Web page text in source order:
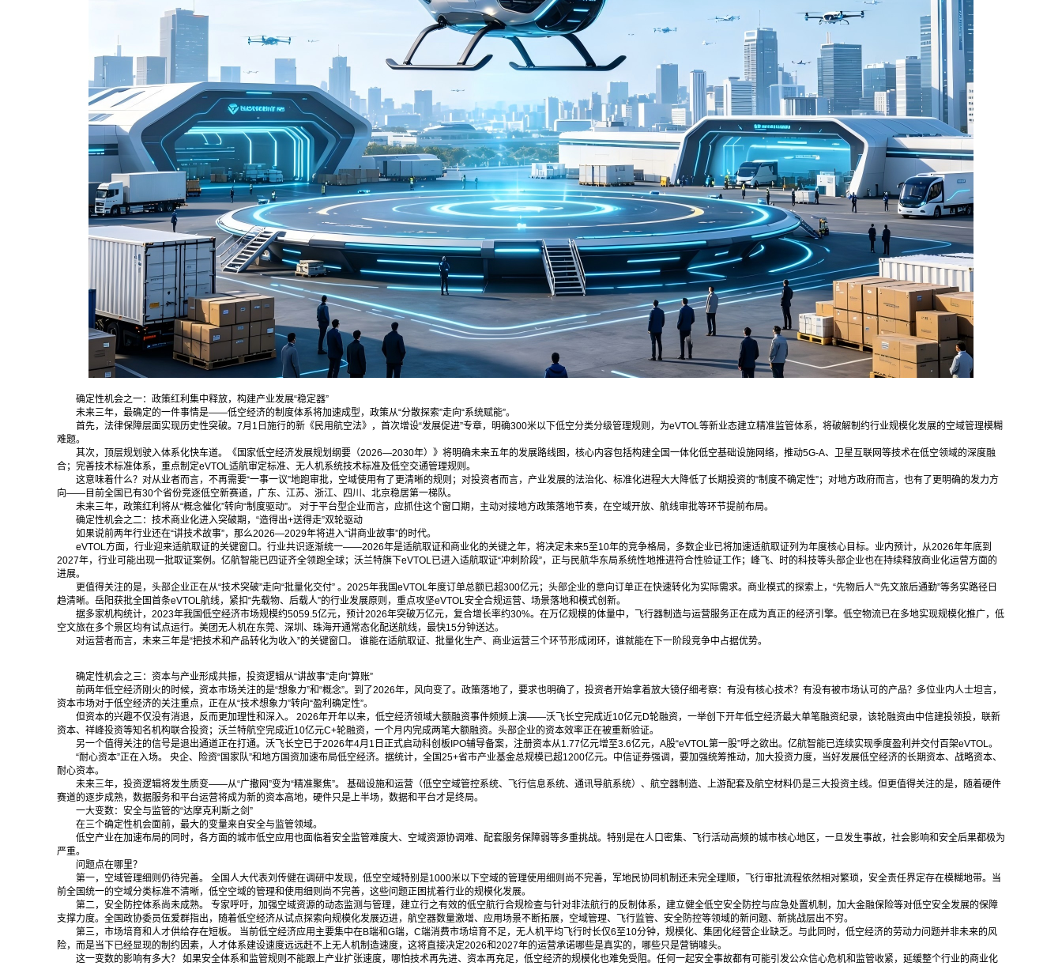
确定性机会之一：政策红利集中释放，构建产业发展“稳定器”
未来三年，最确定的一件事情是——低空经济的制度体系将加速成型，政策从“分散探索”走向“系统赋能”。
首先，法律保障层面实现历史性突破。7月1日施行的新《民用航空法》，首次增设“发展促进”专章，明确300米以下低空分类分级管理规则，为eVTOL等新业态建立精准监管体系，将破解制约行业规模化发展的空域管理模糊
难题。
其次，顶层规划驶入体系化快车道。《国家低空经济发展规划纲要（2026—2030年）》将明确未来五年的发展路线图，核心内容包括构建全国一体化低空基础设施网络，推动5G-A、卫星互联网等技术在低空领域的深度融
合；完善技术标准体系，重点制定eVTOL适航审定标准、无人机系统技术标准及低空交通管理规则。
这意味着什么？对从业者而言，不再需要“一事一议”地跑审批，空域使用有了更清晰的规则；对投资者而言，产业发展的法治化、标准化进程大大降低了长期投资的“制度不确定性”；对地方政府而言，也有了更明确的发力方
向——目前全国已有30个省份竞逐低空新赛道，广东、江苏、浙江、四川、北京稳居第一梯队。
未来三年，政策红利将从“概念催化”转向“制度驱动”。 对于平台型企业而言，应抓住这个窗口期，主动对接地方政策落地节奏，在空域开放、航线审批等环节提前布局。
确定性机会之二：技术商业化进入突破期，“造得出+送得走”双轮驱动
如果说前两年行业还在“讲技术故事”，那么2026—2029年将进入“讲商业故事”的时代。
eVTOL方面，行业迎来适航取证的关键窗口。行业共识逐渐统一——2026年是适航取证和商业化的关键之年，将决定未来5至10年的竞争格局，多数企业已将加速适航取证列为年度核心目标。业内预计，从2026年年底到
2027年，行业可能出现一批取证案例。亿航智能已四证齐全领跑全球；沃兰特旗下eVTOL已进入适航取证“冲刺阶段”，正与民航华东局系统性地推进符合性验证工作；峰飞、时的科技等头部企业也在持续释放商业化运营方面的
进展。
更值得关注的是，头部企业正在从“技术突破”走向“批量化交付” 。2025年我国eVTOL年度订单总额已超300亿元；头部企业的意向订单正在快速转化为实际需求。商业模式的探索上，“先物后人”“先文旅后通勤”等务实路径日
趋清晰。岳阳获批全国首条eVTOL航线，紧扣“先载物、后载人”的行业发展原则，重点攻坚eVTOL安全合规运营、场景落地和模式创新。
据多家机构统计，2023年我国低空经济市场规模约5059.5亿元，预计2026年突破万亿元，复合增长率约30%。在万亿规模的体量中，飞行器制造与运营服务正在成为真正的经济引擎。低空物流已在多地实现规模化推广，低
空文旅在多个景区均有试点运行。美团无人机在东莞、深圳、珠海开通常态化配送航线，最快15分钟送达。
对运营者而言，未来三年是“把技术和产品转化为收入”的关键窗口。 谁能在适航取证、批量化生产、商业运营三个环节形成闭环，谁就能在下一阶段竞争中占据优势。
确定性机会之三：资本与产业形成共振，投资逻辑从“讲故事”走向“算账”
前两年低空经济刚火的时候，资本市场关注的是“想象力”和“概念”。到了2026年，风向变了。政策落地了，要求也明确了，投资者开始拿着放大镜仔细考察：有没有核心技术？有没有被市场认可的产品？多位业内人士坦言，
资本市场对于低空经济的关注重点，正在从“技术想象力”转向“盈利确定性”。
但资本的兴趣不仅没有消退，反而更加理性和深入。 2026年开年以来，低空经济领域大额融资事件频频上演——沃飞长空完成近10亿元D轮融资，一举创下开年低空经济最大单笔融资纪录，该轮融资由中信建投领投，联新
资本、祥峰投资等知名机构联合投资；沃兰特航空完成近10亿元C+轮融资，一个月内完成两笔大额融资。头部企业的资本效率正在被重新验证。
另一个值得关注的信号是退出通道正在打通。沃飞长空已于2026年4月1日正式启动科创板IPO辅导备案，注册资本从1.77亿元增至3.6亿元，A股“eVTOL第一股”呼之欲出。亿航智能已连续实现季度盈利并交付百架eVTOL。
“耐心资本”正在入场。 央企、险资“国家队”和地方国资加速布局低空经济。据统计，全国25+省市产业基金总规模已超1200亿元。中信证券强调，要加强统筹推动，加大投资力度，当好发展低空经济的长期资本、战略资本、
耐心资本。
未来三年，投资逻辑将发生质变——从“广撒网”变为“精准聚焦”。 基础设施和运营（低空空域管控系统、飞行信息系统、通讯导航系统）、航空器制造、上游配套及航空材料仍是三大投资主线。但更值得关注的是，随着硬件
赛道的逐步成熟，数据服务和平台运营将成为新的资本高地，硬件只是上半场，数据和平台才是终局。
一大变数：安全与监管的“达摩克利斯之剑”
在三个确定性机会面前，最大的变量来自安全与监管领域。
低空产业在加速布局的同时，各方面的城市低空应用也面临着安全监管难度大、空域资源协调难、配套服务保障弱等多重挑战。特别是在人口密集、飞行活动高频的城市核心地区，一旦发生事故，社会影响和安全后果都极为
严重。
问题点在哪里？
第一，空域管理细则仍待完善。 全国人大代表刘传健在调研中发现，低空空域特别是1000米以下空域的管理使用细则尚不完善，军地民协同机制还未完全理顺，飞行审批流程依然相对繁琐，安全责任界定存在模糊地带。当
前全国统一的空域分类标准不清晰，低空空域的管理和使用细则尚不完善，这些问题正困扰着行业的规模化发展。
第二，安全防控体系尚未成熟。 专家呼吁，加强空域资源的动态监测与管理，建立行之有效的低空航行合规检查与针对非法航行的反制体系，建立健全低空安全防控与应急处置机制，加大金融保险等对低空安全发展的保障
支撑力度。全国政协委员伍爱群指出，随着低空经济从试点探索向规模化发展迈进，航空器数量激增、应用场景不断拓展，空域管理、飞行监管、安全防控等领域的新问题、新挑战层出不穷。
第三，市场培育和人才供给存在短板。 当前低空经济应用主要集中在B端和G端，C端消费市场培育不足，无人机平均飞行时长仅6至10分钟，规模化、集团化经营企业缺乏。与此同时，低空经济的劳动力问题并非未来的风
险，而是当下已经显现的制约因素，人才体系建设速度远远赶不上无人机制造速度，这将直接决定2026和2027年的运营承诺哪些是真实的，哪些只是营销噱头。
这一变数的影响有多大？ 如果安全体系和监管规则不能跟上产业扩张速度，哪怕技术再先进、资本再充足，低空经济的规模化也难免受阻。任何一起安全事故都有可能引发公众信心危机和监管收紧，延缓整个行业的商业化